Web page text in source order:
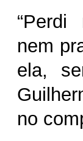
nem
ela,
no